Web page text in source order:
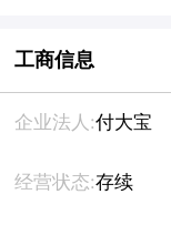
工商信息
企业法人:付大宝
经营状态:存续